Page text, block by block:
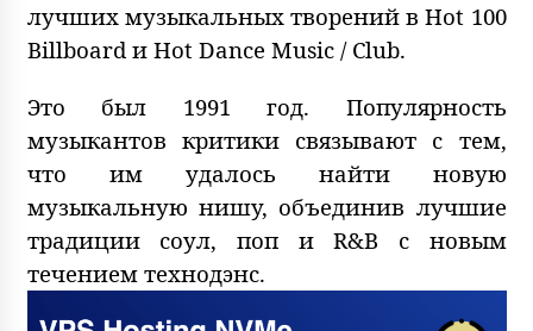
лучших музыкальных творений в Hot 100
Billboard и Hot Dance Music / Club.
Это был 1991 год. Популярность
музыкантов критики связывают с тем,
что им удалось найти новую
музыкальную нишу, объединив лучшие
традиции соул, поп и R&B с новым
течением технодэнс.